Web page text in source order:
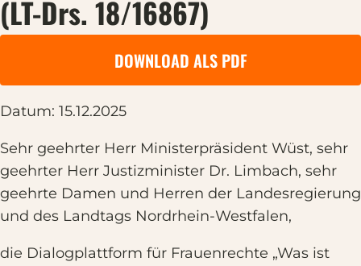
(LT-Drs. 18/16867)
DOWNLOAD ALS PDF
Datum: 15.12.2025
Sehr geehrter Herr Ministerpräsident Wüst, sehr
geehrter Herr Justizminister Dr. Limbach, sehr
geehrte Damen und Herren der Landesregierung
und des Landtags Nordrhein-Westfalen,
die Dialogplattform für Frauenrechte „Was ist